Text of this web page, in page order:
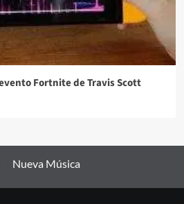
Fortnite de Travis Scott
Nueva Música